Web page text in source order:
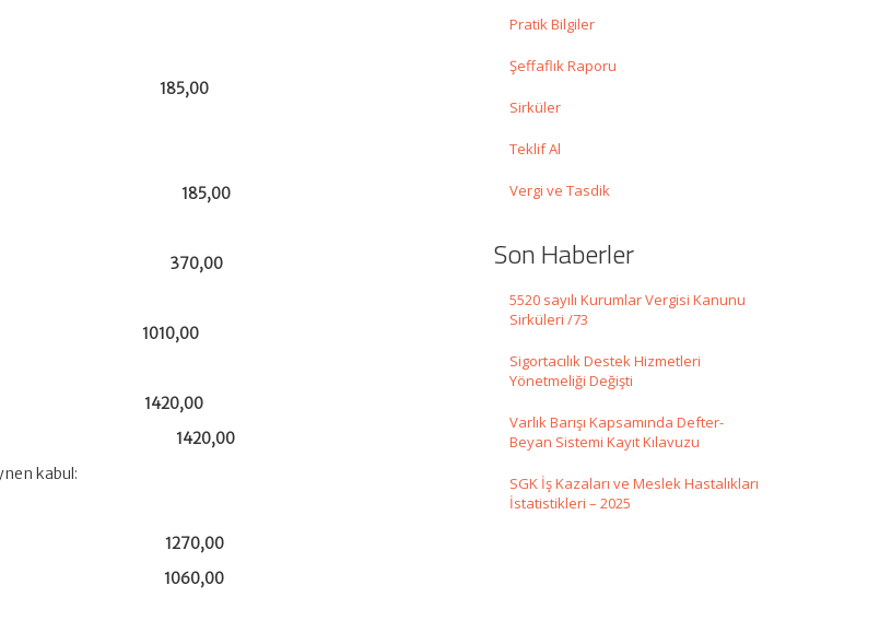
185,00
185,00
370,00
1010,00
1420,00
(karneleri) 1420,00
kabul:
belgesi 1270,00
1060,00
Pratik Bilgiler
Şeffaflık Raporu
Sirküler
Teklif Al
Vergi ve Tasdik
Son Haberler
5520 sayılı Kurumlar Vergisi Kanunu
Sirküleri /73
Sigortacılık Destek Hizmetleri
Yönetmeliği Değişti
Varlık Barışı Kapsamında Defter-
Beyan Sistemi Kayıt Kılavuzu
SGK İş Kazaları ve Meslek Hastalıkları
İstatistikleri – 2025